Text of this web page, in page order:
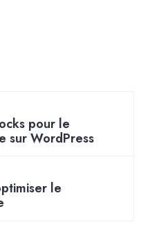
pour le
sur WordPress
le